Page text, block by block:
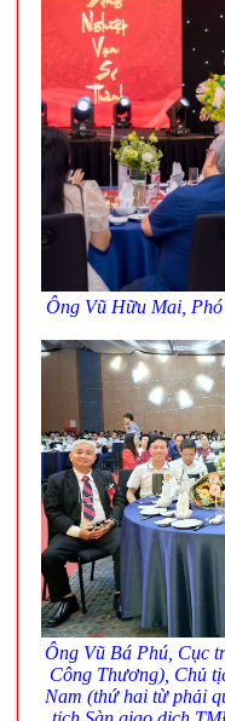
Ông Vũ Hữu Mai, Phó
Ông Vũ Bá Phú, Cục
Công Thương), Chủ
Nam (thứ hai từ phải